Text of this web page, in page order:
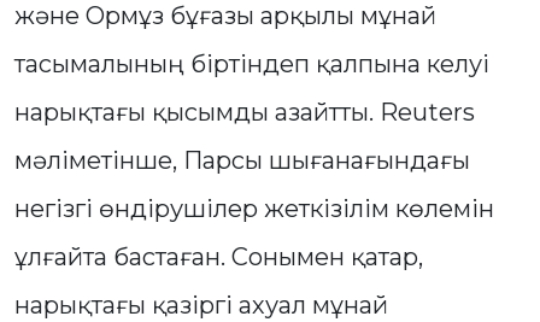
және Ормұз бұғазы арқылы мұнай
тасымалының біртіндеп қалпына келуі
нарықтағы қысымды азайтты. Reuters
мәліметінше, Парсы шығанағындағы
негізгі өндірушілер жеткізілім көлемін
ұлғайта бастаған. Сонымен қатар,
нарықтағы қазіргі ахуал мұнай